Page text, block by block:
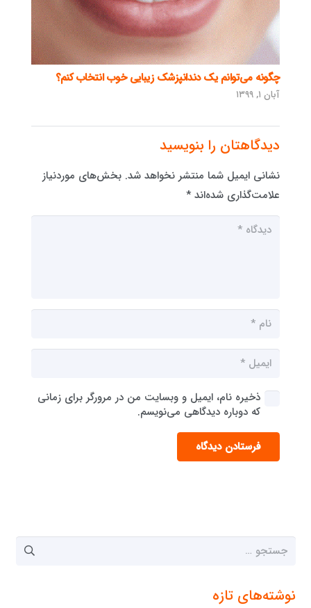
چگونه می‌توانم یک دندانپزشک زیبایی خوب انتخاب کنم؟
آبان ۱, ۱۳۹۹
دیدگاهتان را بنویسید
نشانی ایمیل شما منتشر نخواهد شد. بخش‌های موردنیاز
علامت‌گذاری شده‌اند *
ذخیره نام، ایمیل و وبسایت من در مرورگر برای زمانی
که دوباره دیدگاهی می‌نویسم.
فرستادن دیدگاه
جستجو
نوشته‌های تازه